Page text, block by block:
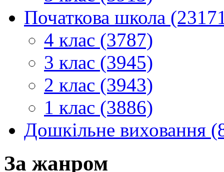
Початкова школа
4 клас (3787)
3 клас (3945)
2 клас (3943)
1 клас (3886)
Дошкільне виховання
За жанром